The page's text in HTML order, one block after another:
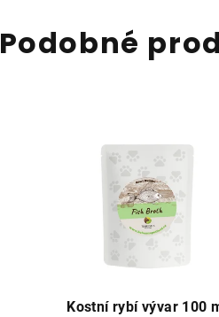
Podobné
Kostní rybí vývar 100